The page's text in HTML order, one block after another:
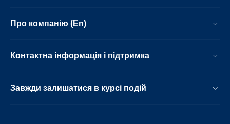
Про компанію (En)
Контактна інформація і підтримка
Завжди залишатися в курсі подій